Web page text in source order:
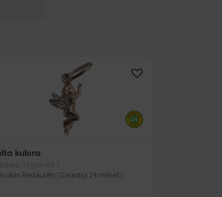
kulons
Tirgus iela 7
Restaurēts (Garantija 24 mēneši)